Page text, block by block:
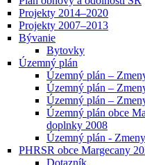
Projekty 2014–2020
Projekty 2007–2013
Bývanie
Bytovky
Územný plán
Územný plán –
Územný plán –
Územný plán –
Územný plán obce
doplnky 2008
Územný plán -
PHRSR obce Margecany
Dotazník